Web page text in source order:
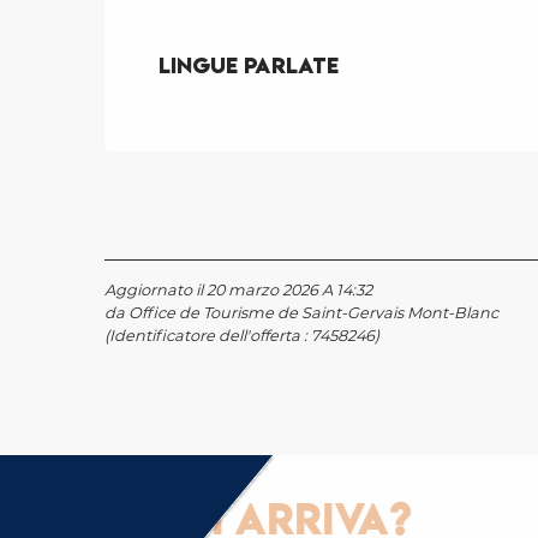
Lingue parlate
Lingue parlate
Aggiornato il 20 marzo 2026 A 14:32
da Office de Tourisme de Saint-Gervais Mont-Blanc
(Identificatore dell'offerta : 7458246)
ci si arriva?